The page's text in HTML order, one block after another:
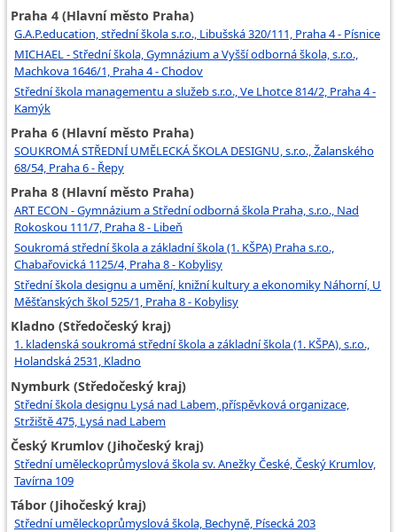
Praha 4 (Hlavní město Praha)
G.A.P.education, střední škola s.r.o., Libušská 320/111, Praha 4 - Písnice
MICHAEL - Střední škola, Gymnázium a Vyšší odborná škola, s.r.o.,
Machkova 1646/1, Praha 4 - Chodov
Střední škola managementu a služeb s.r.o., Ve Lhotce 814/2, Praha 4 -
Kamýk
Praha 6 (Hlavní město Praha)
SOUKROMÁ STŘEDNÍ UMĚLECKÁ ŠKOLA DESIGNU, s.r.o., Žalanského
68/54, Praha 6 - Řepy
Praha 8 (Hlavní město Praha)
ART ECON - Gymnázium a Střední odborná škola Praha, s.r.o., Nad
Rokoskou 111/7, Praha 8 - Libeň
Soukromá střední škola a základní škola (1. KŠPA) Praha s.r.o.,
Chabařovická 1125/4, Praha 8 - Kobylisy
Střední škola designu a umění, knižní kultury a ekonomiky Náhorní, U
Měšťanských škol 525/1, Praha 8 - Kobylisy
Kladno (Středočeský kraj)
1. kladenská soukromá střední škola a základní škola (1. KŠPA), s.r.o.,
Holandská 2531, Kladno
Nymburk (Středočeský kraj)
Střední škola designu Lysá nad Labem, příspěvková organizace,
Stržiště 475, Lysá nad Labem
Český Krumlov (Jihočeský kraj)
Střední uměleckoprůmyslová škola sv. Anežky České, Český Krumlov,
Tavírna 109
Tábor (Jihočeský kraj)
Střední uměleckoprůmyslová škola, Bechyně, Písecká 203